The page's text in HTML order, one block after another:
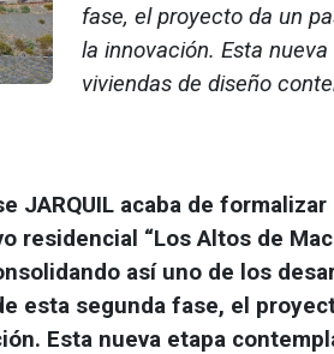
fase, el proyecto da un
la innovación. Esta
viviendas de diseño
JARQUIL acaba de
residencial “Los Altos de
así uno de los
esta segunda fase, el
Esta nueva etapa